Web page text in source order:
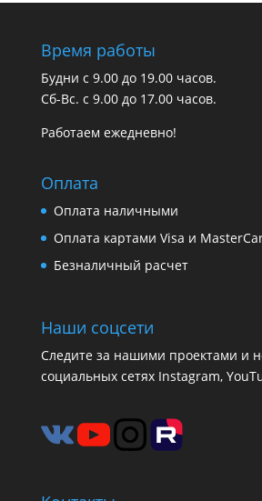
Время работы
Будни с 9.00 до 19.00 часов.
Сб-Вс. с 9.00 до 17.00 часов.
Работаем ежедневно!
Оплата
Оплата наличными
Оплата картами Visa и
Безналичный расчет
Наши соцсети
Следите за нашими проектами и
социальных сетях Instagram,